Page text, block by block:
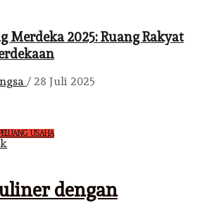
Merdeka 2025: Ruang Rakyat
/ 28 Juli 2025
USAHA
dengan